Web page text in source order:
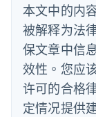
本文中的内
被解释为法
保文章中信
效性。您应
许可的合格
定情况提供
丹麦
English
德国
Deutsch
法国
Français
芬兰
English